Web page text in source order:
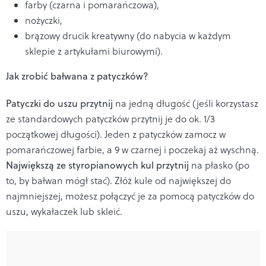
farby (czarna i pomarańczowa),
nożyczki,
brązowy drucik kreatywny (do nabycia w każdym
sklepie z artykułami biurowymi).
Jak zrobić bałwana z patyczków?
Patyczki do uszu przytnij na jedną długość (jeśli korzystasz
ze standardowych patyczków przytnij je do ok. 1/3
początkowej długości). Jeden z patyczków zamocz w
pomarańczowej farbie, a 9 w czarnej i poczekaj aż wyschną.
Największą ze styropianowych kul przytnij na płasko (po
to, by bałwan mógł stać). Złóż kule od największej do
najmniejszej, możesz połączyć je za pomocą patyczków do
uszu, wykałaczek lub skleić.